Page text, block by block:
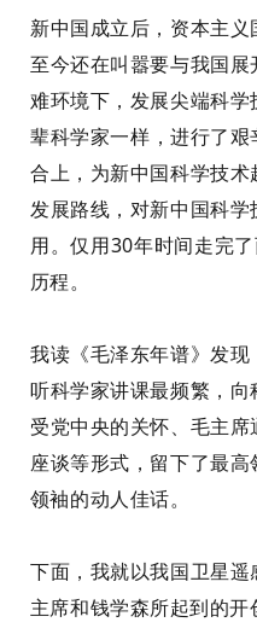
新中国成立后，资本主义
至今还在叫嚣要与我国
难环境下，发展尖端科
辈科学家一样 ，进行了
合上，为新中国科学技
发展路线，对新中国科
用。仅用30年时间走完
历程。
我读《毛泽东年谱》发现
听科学家讲课最频繁，
受党中央的关怀、毛主
座谈等形式，留下了最高
领袖的动人佳话。
下面，我就以我国卫星
主席和钱学森所起到的开